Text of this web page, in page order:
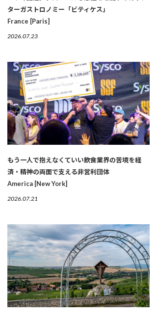
ターガストロノミー「ビティケス」
France [Paris]
2026.07.23
もう一人で抱えなくていい――飲食業界の苦境を経
済・精神の両面で支える非営利団体
America [New York]
2026.07.21